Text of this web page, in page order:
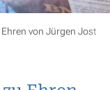
von Jürgen Jost